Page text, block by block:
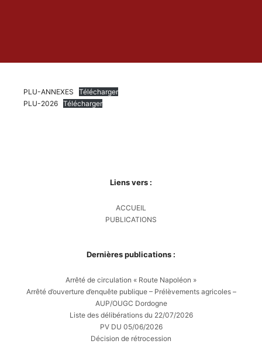
PLU-ANNEXES
Télécharger
PLU-2026 Télécharger
Liens vers :
ACCUEIL
PUBLICATIONS
Dernières publications :
Arrêté de circulation « Route Napoléon »
Arrêté d’ouverture d’enquête publique – Prélèvements agricoles –
AUP/OUGC Dordogne
Liste des délibérations du 22/07/2026
PV DU 05/06/2026
Décision de rétrocession